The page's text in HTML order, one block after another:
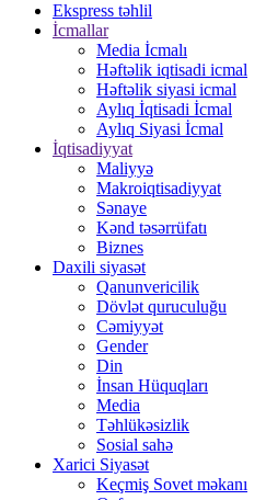
Ekspress təhlil
İcmallar
Media İcmalı
Həftəlik iqtisadi icmal
Həftəlik siyasi icmal
Aylıq İqtisadi İcmal
Aylıq Siyasi İcmal
İqtisadiyyat
Maliyyə
Makroiqtisadiyyat
Sənaye
Kənd təsərrüfatı
Biznes
Daxili siyasət
Qanunvericilik
Dövlət quruculuğu
Cəmiyyət
Gender
Din
İnsan Hüquqları
Media
Təhlükəsizlik
Sosial sahə
Xarici Siyasət
Keçmiş Sovet məkanı